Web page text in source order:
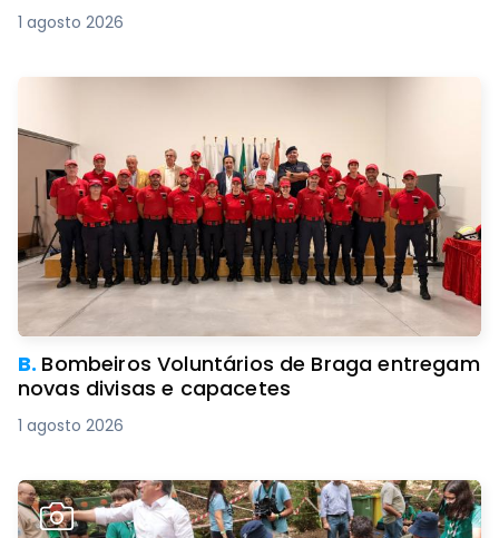
1 agosto 2026
B. Bombeiros Voluntários de Braga entregam
novas divisas e capacetes
1 agosto 2026